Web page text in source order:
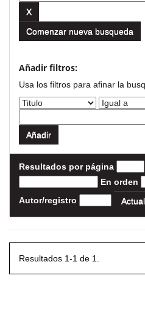
Comenzar nueva busqueda
Añadir filtros:
Usa los filtros para afinar la
Resultados por página
En orden
Autor/registro
Resultados 1-1 de 1.